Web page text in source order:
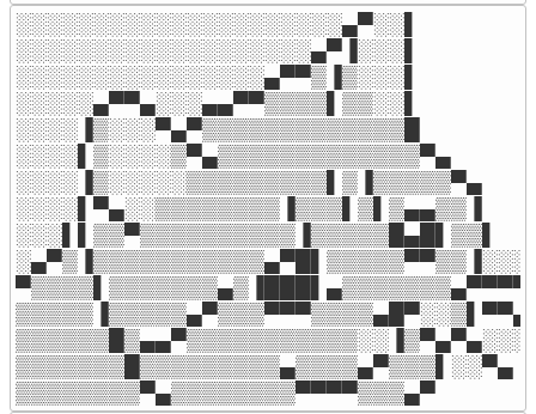
░░░░░░░░░░░░░░░░░░░░░▄▀░░▌
░░░░░░░░░░░░░░░░░░░▄▀▐░░░▌
░░░░░░░░░░░░░░░░▄▀▀▒▐▒░░░▌
░░░░░▄▀▀▄░░░▄▄▀▀▒▒▒▒▌▒▒░░▌
░░░░▐▒░░░▀▄▀▒▒▒▒▒▒▒▒▒▒▒▒▒█
░░░░▌▒░░░░▒▀▄▒▒▒▒▒▒▒▒▒▒▒▒▒▀▄
░░░░▐▒░░░░░▒▒▒▒▒▒▒▒▒▌▒▐▒▒▒▒▒▀▄
░░░░▌▀▄░░▒▒▒▒▒▒▒▒▐▒▒▒▌▒▌▒▄▄▒▒▐
░░░▌▌▒▒▀▒▒▒▒▒▒▒▒▒▒▐▒▒▒▒▒█▄█▌▒▒▌
▀▒▒▒▒▌▒▒▒▒▒▒▒▄▒▐███▌▄▒▒▒▒▒▒▒▄▀▀▀▀
▒▒▒▒▒▒▒█▒▒▒▒▒▒▒▒▒▄▒▒▒▒▄▀▒▒▒▌░░▀▄
▒▒▒▒▒▒▒▒▀▄▒▒▒▒▒▒▒▒▀▀▀▀▒▒▒▄▀